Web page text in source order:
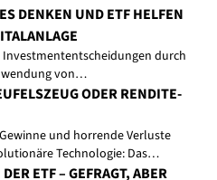
DENKEN UND ETF HELFEN
Investmententscheidungen durch
von…
ODER RENDITE-
und horrende Verluste
Technologie: Das…
ETF – GEFRAGT, ABER